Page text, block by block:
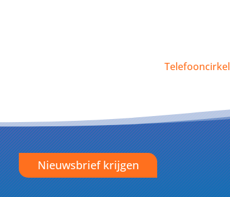
Telefooncirkel
Nieuwsbrief krijgen